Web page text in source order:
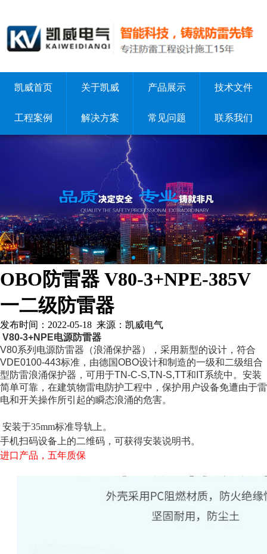
凯威首页 关于凯威 产品展示 技术文件
工程案例 解决方案 常见问题 联系我们
OBO防雷器 V80-3+NPE-385V
一二级防雷器
发布时间：2022-05-18 来源：凯威电气
V80-3+NP E电源防雷器
V80系列电源防雷器（浪涌保护器）， 采用新型的设计， 符合
VDE0100-443标准，由德国OBO设计和制造的一级和二级组合
型防雷浪涌保护器 ， 可用于TN-C-S,TN-S,TT和IT系统中。安装
简单可靠，在建筑物雷电防护工程中 ， 保护用户设备免遭由于雷
电和开关操作所引起的瞬态浪涌的危害。
安装于35mm标准导轨上。
手机扫码设备上的二维码，可获得安装说明书。
进口产品，五年质保